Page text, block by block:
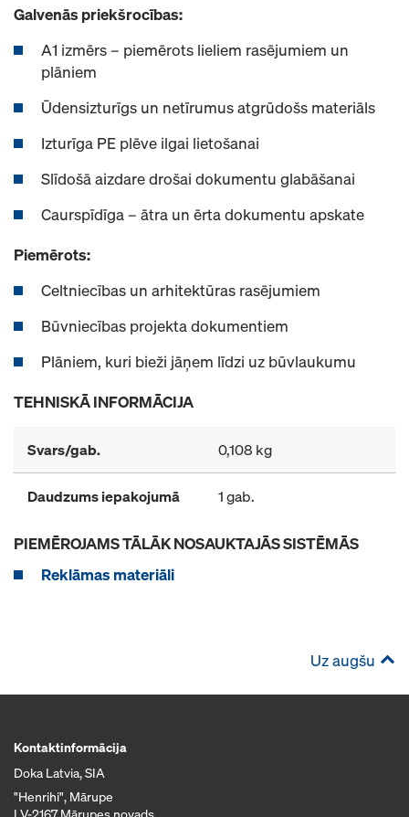
Galvenās priekšrocības:
A1 izmērs – piemērots lieliem rasējumiem un
plāniem
Ūdensizturīgs un netīrumus atgrūdošs materiāls
Izturīga PE plēve ilgai lietošanai
Slīdošā aizdare drošai dokumentu glabāšanai
Caurspīdīga – ātra un ērta dokumentu apskate
Piemērots:
Celtniecības un arhitektūras rasējumiem
Būvniecības projekta dokumentiem
Plāniem, kuri bieži jāņem līdzi uz būvlaukumu
TEHNISKĀ INFORMĀCIJA
Svars/gab. 0,108 kg
Daudzums iepakojumā 1 gab.
PIEMĒROJAMS TĀLĀK NOSAUKTAJĀS SISTĒMĀS
Reklāmas materiāli
Uz augšu
Kontaktinformācija
Doka Latvia, SIA
"Henrihi", Mārupe
LV-2167 Mārupes novads